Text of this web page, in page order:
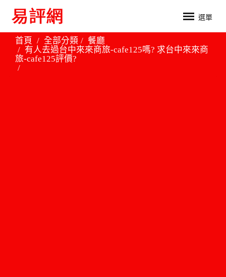
選單
首頁 全部分類
餐廳
有人去過台中來來商旅-cafe125嗎? 求台中來來商
旅-cafe125評價?